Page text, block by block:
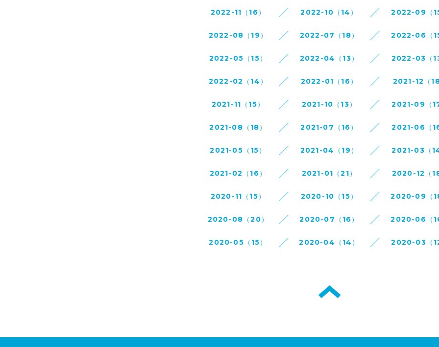
2022-11（16） 2022-10（14） 2022-09（
2022-08（19） 2022-07（18） 2022-06（
2022-05（15） 2022-04（13） 2022-03（
2022-02（14） 2022-01（16） 2021-12（
2021-11（15） 2021-10（13） 2021-09（
2021-08（18） 2021-07（16） 2021-06（
2021-05（15） 2021-04（19） 2021-03（
2021-02（16） 2021-01（21） 2020-12（
2020-11（15） 2020-10（15） 2020-09（
2020-08（20） 2020-07（16） 2020-06（
2020-05（15） 2020-04（14） 2020-03（